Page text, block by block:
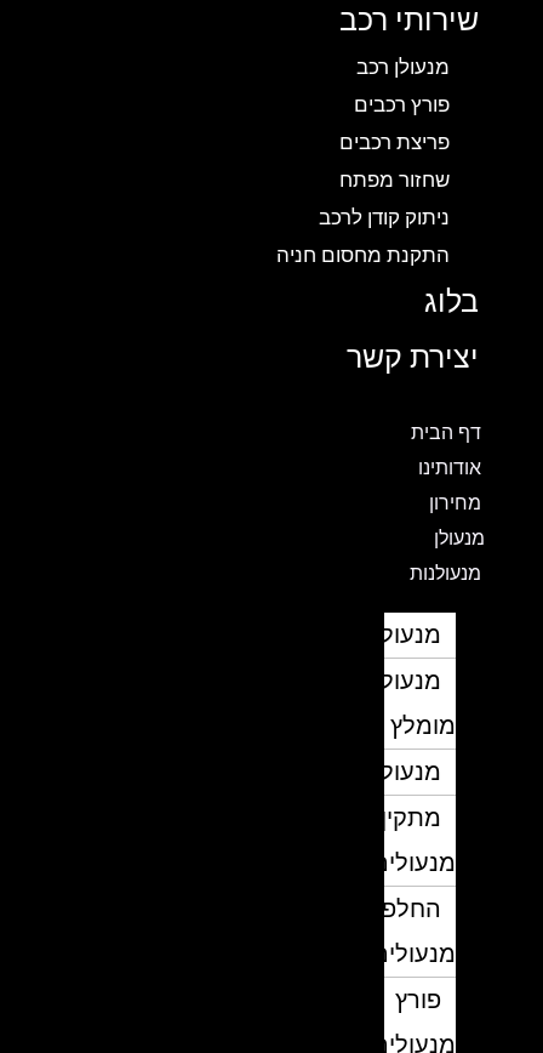
שירותי רכב
מנעולן רכב
פורץ רכבים
פריצת רכבים
שחזור מפתח
ניתוק קודן לרכב
התקנת מחסום חניה
בלוג
יצירת קשר
דף הבית
אודותינו
מחירון
מנעולן
מנעולנות
מנעולן
מנעולן
מומלץ
מנעולנים
מתקין
מנעולים
החלפת
מנעולים
פורץ
מנעולים